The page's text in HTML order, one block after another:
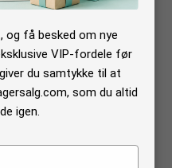
BoblespåTilbud.De tilbud du
penge. Det er normalvis mellem
Boblesstort set aldrig er sat ned.
og få besked om nye
VIP-fordele før
du samtykke til at
som du altid
igen.